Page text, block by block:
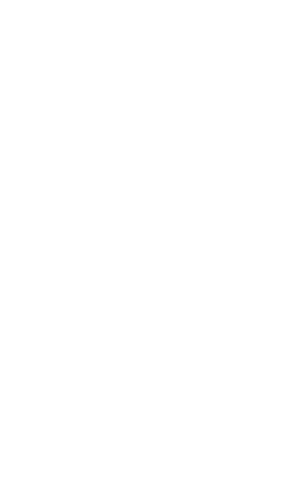
reality shows y telenovelas